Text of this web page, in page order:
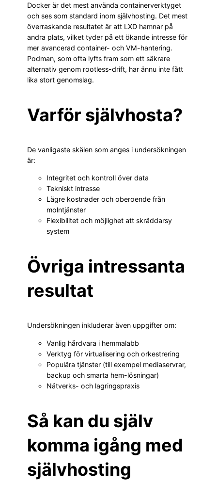
Docker är det mest använda containerverktyget
och ses som standard inom självhosting. Det mest
överraskande resultatet är att LXD hamnar på
andra plats, vilket tyder på ett ökande intresse för
mer avancerad container- och VM-hantering.
Podman, som ofta lyfts fram som ett säkrare
alternativ genom rootless-drift, har ännu inte fått
lika stort genomslag.
Varför självhosta?
De vanligaste skälen som anges i undersökningen
är:
Integritet och kontroll över data
Tekniskt intresse
Lägre kostnader och oberoende från
molntjänster
Flexibilitet och möjlighet att skräddarsy
system
Övriga intressanta
resultat
Undersökningen inkluderar även uppgifter om:
Vanlig hårdvara i hemmalabb
Verktyg för virtualisering och orkestrering
Populära tjänster (till exempel mediaservrar,
backup och smarta hem-lösningar)
Nätverks- och lagringspraxis
Så kan du själv
komma igång med
självhosting